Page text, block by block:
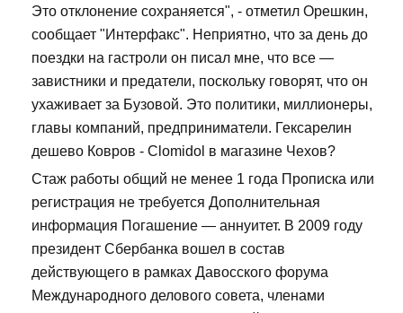
Это отклонение сохраняется", - отметил Орешкин,
сообщает "Интерфакс". Неприятно, что за день до
поездки на гастроли он писал мне, что все —
завистники и предатели, поскольку говорят, что он
ухаживает за Бузовой. Это политики, миллионеры,
главы компаний, предприниматели. Гексарелин
дешево Ковров - Clomidol в магазине Чехов?
Стаж работы общий не менее 1 года Прописка или
регистрация не требуется Дополнительная
информация Погашение — аннуитет. В 2009 году
президент Сбербанка вошел в состав
действующего в рамках Давосского форума
Международного делового совета, членами